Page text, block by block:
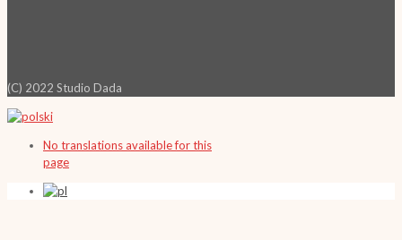
(C) 2022 Studio Dada
No translations available for this
page